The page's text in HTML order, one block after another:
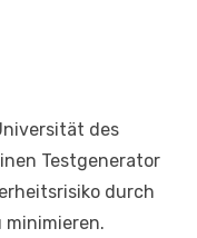
des
Testgenerator
durch